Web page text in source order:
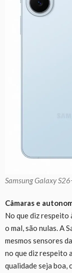
Samsung Galaxy
Câmaras e
No que diz respeito
o mal, são nulas. A
mesmos sensores
no que diz respeito
qualidade seja boa,